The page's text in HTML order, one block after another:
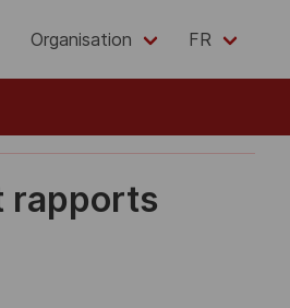
Organisation FR
rapports